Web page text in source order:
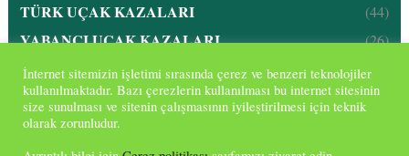
TÜRK UÇAK KAZALARI (44)
YABANCI UÇAK KAZALARI (26)
Copyright © 2026 — Havacılık Tıbbı Derneği
saklıdır.
İnternet sitemizin işletimi sırasında çerez ve benzeri teknolojiler
kullanılmaktadır. Bazı çerezlerin kullanılması bu internet sitesinin
size sunulması ve sitenin çalışmasının iyileştirilmesi için teknik
olarak zorunludur.